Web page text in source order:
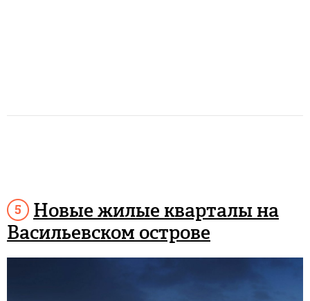
Новые жилые кварталы на
Васильевском острове